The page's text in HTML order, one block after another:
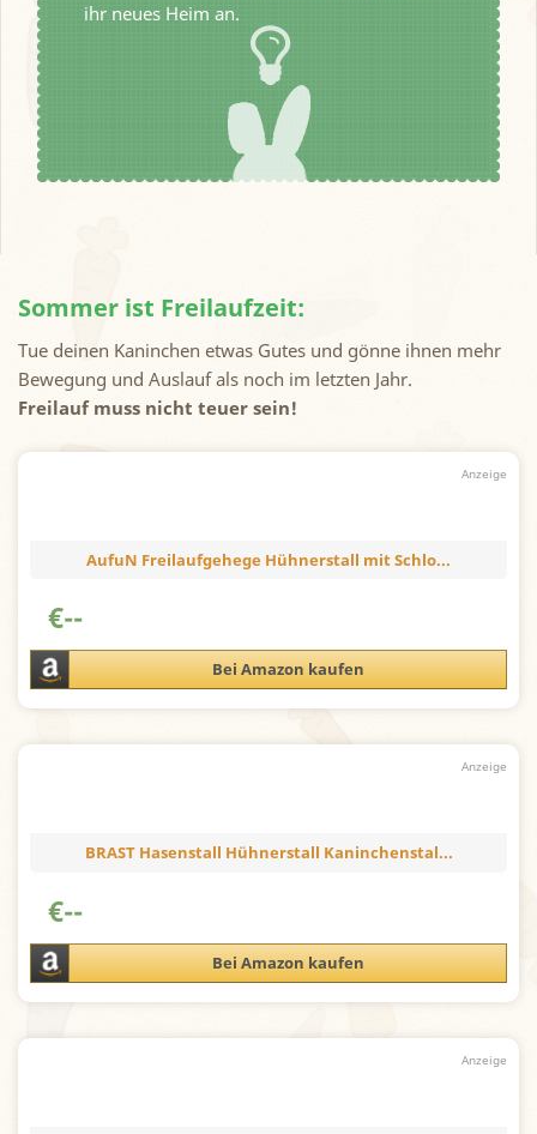
ihr neues Heim an.
Sommer ist Freilaufzeit:
Tue deinen Kaninchen etwas Gutes und gönne ihnen mehr
Bewegung und Auslauf als noch im letzten Jahr.
Freilauf muss nicht teuer sein!
AufuN Freilaufgehege Hühnerstall mit Schlo...
€--
Bei Amazon kaufen
BRAST Hasenstall Hühnerstall Kaninchenstal...
€--
Bei Amazon kaufen